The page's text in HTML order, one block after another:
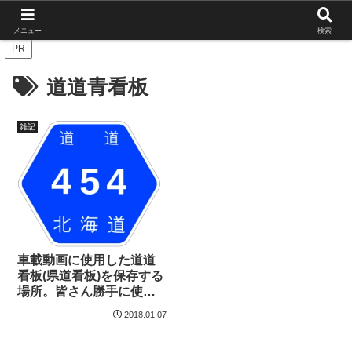
PR
道道青看板
雑記
車載動画に使用した道道
看板(県道看板)を保存する
場所。皆さん勝手に使用
2018.01.07
メニュー 検索